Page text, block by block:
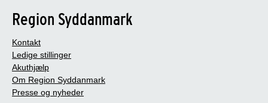
Region Syddanmark
Kontakt
Ledige stillinger
Akuthjælp
Om Region Syddanmark
Presse og nyheder